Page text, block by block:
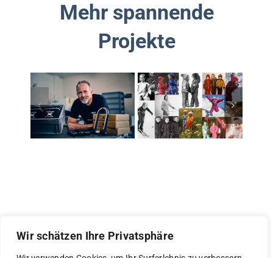
Wir schätzen Ihre Privatsphäre
Mehr spannende
Projekte